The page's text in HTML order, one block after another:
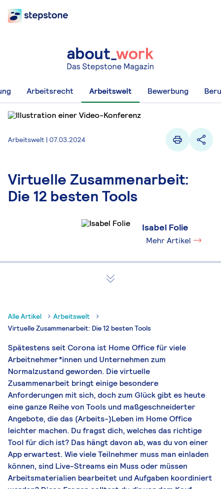
Arbeitsrecht Arbeitswelt Bewerbung
Arbeitswelt | 07.03.2024
Virtuelle Zusammenarbeit:
Die 12 besten Tools
Isabel Folie
Mehr Artikel
Alle Artikel
Arbeitswelt
Virtuelle Zusammenarbeit: Die 12 besten Tools
Spätestens seit Corona ist Home Office für viele
Arbeitnehmer*innen und Unternehmen zum
Normalzustand geworden. Die virtuelle
Zusammenarbeit bringt einige besondere
Anforderungen mit sich, doch zum Glück gibt es heute
eine ganze Reihe von Tools und maßgeschneiderter
Angebote, die das (Arbeits-)Leben im Home Office
leichter machen. Du fragst dich, welches das richtige
Tool für dich ist? Das hängt davon ab, was du von einer
App erwartest. Wie viele Teilnehmer muss man einladen
können, sind Live-Streams ein Muss oder müssen
Arbeitsmaterialien bearbeitet und Aufgaben koordiniert